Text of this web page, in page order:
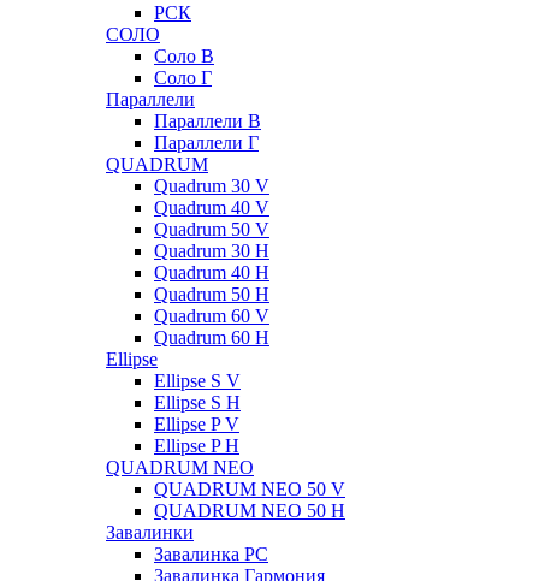
РСК
СОЛО
Соло В
Соло Г
Параллели
Параллели В
Параллели Г
QUADRUM
Quadrum 30 V
Quadrum 40 V
Quadrum 50 V
Quadrum 30 H
Quadrum 40 H
Quadrum 50 H
Quadrum 60 V
Quadrum 60 H
Ellipse
Ellipse S V
Ellipse S H
Ellipse P V
Ellipse P H
QUADRUM NEO
QUADRUM NEO 50 V
QUADRUM NEO 50 H
Завалинки
Завалинка РС
Завалинка Гармония